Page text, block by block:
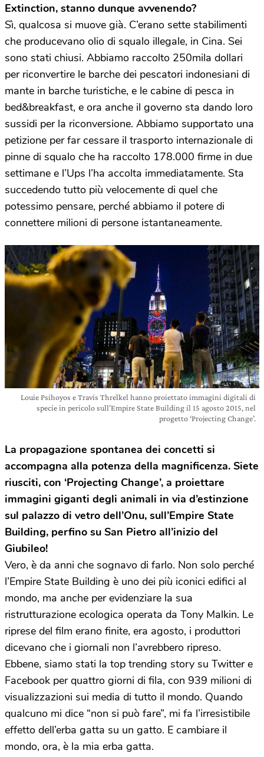
Extinction, stanno dunque avvenendo?
Sì, qualcosa si muove già. C’erano sette stabilimenti
che producevano olio di squalo illegale, in Cina. Sei
sono stati chiusi. Abbiamo raccolto 250mila dollari
per riconvertire le barche dei pescatori indonesiani di
mante in barche turistiche, e le cabine di pesca in
bed&breakfast, e ora anche il governo sta dando loro
sussidi per la riconversione. Abbiamo supportato una
petizione per far cessare il trasporto internazionale di
pinne di squalo che ha raccolto 178.000 firme in due
settimane e l’Ups l’ha accolta immediatamente. Sta
succedendo tutto più velocemente di quel che
potessimo pensare, perché abbiamo il potere di
connettere milioni di persone istantaneamente.
Louie Psihoyos e Travis Threlkel hanno proiettato immagini digitali di
specie in pericolo sull’Empire State Building il 15 agosto 2015, nel
progetto ‘Projecting Change’.
La propagazione spontanea dei concetti si
accompagna alla potenza della magnificenza. Siete
riusciti, con ‘Projecting Change’, a proiettare
immagini giganti degli animali in via d’estinzione
sul palazzo di vetro dell’Onu, sull’Empire State
Building, perfino su San Pietro all’inizio del
Giubileo!
Vero, è da anni che sognavo di farlo. Non solo perché
l’Empire State Building è uno dei più iconici edifici al
mondo, ma anche per evidenziare la sua
ristrutturazione ecologica operata da Tony Malkin. Le
riprese del film erano finite, era agosto, i produttori
dicevano che i giornali non l’avrebbero ripreso.
Ebbene, siamo stati la top trending story su Twitter e
Facebook per quattro giorni di fila, con 939 milioni di
visualizzazioni sui media di tutto il mondo. Quando
qualcuno mi dice “non si può fare”, mi fa l’irresistibile
effetto dell’erba gatta su un gatto. E cambiare il
mondo, ora, è la mia erba gatta.